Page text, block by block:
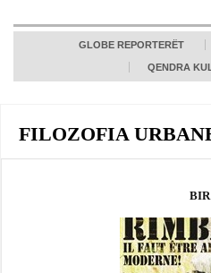
GLOBE REPORTERËT
QENDRA
FILOZOFIA
BIR